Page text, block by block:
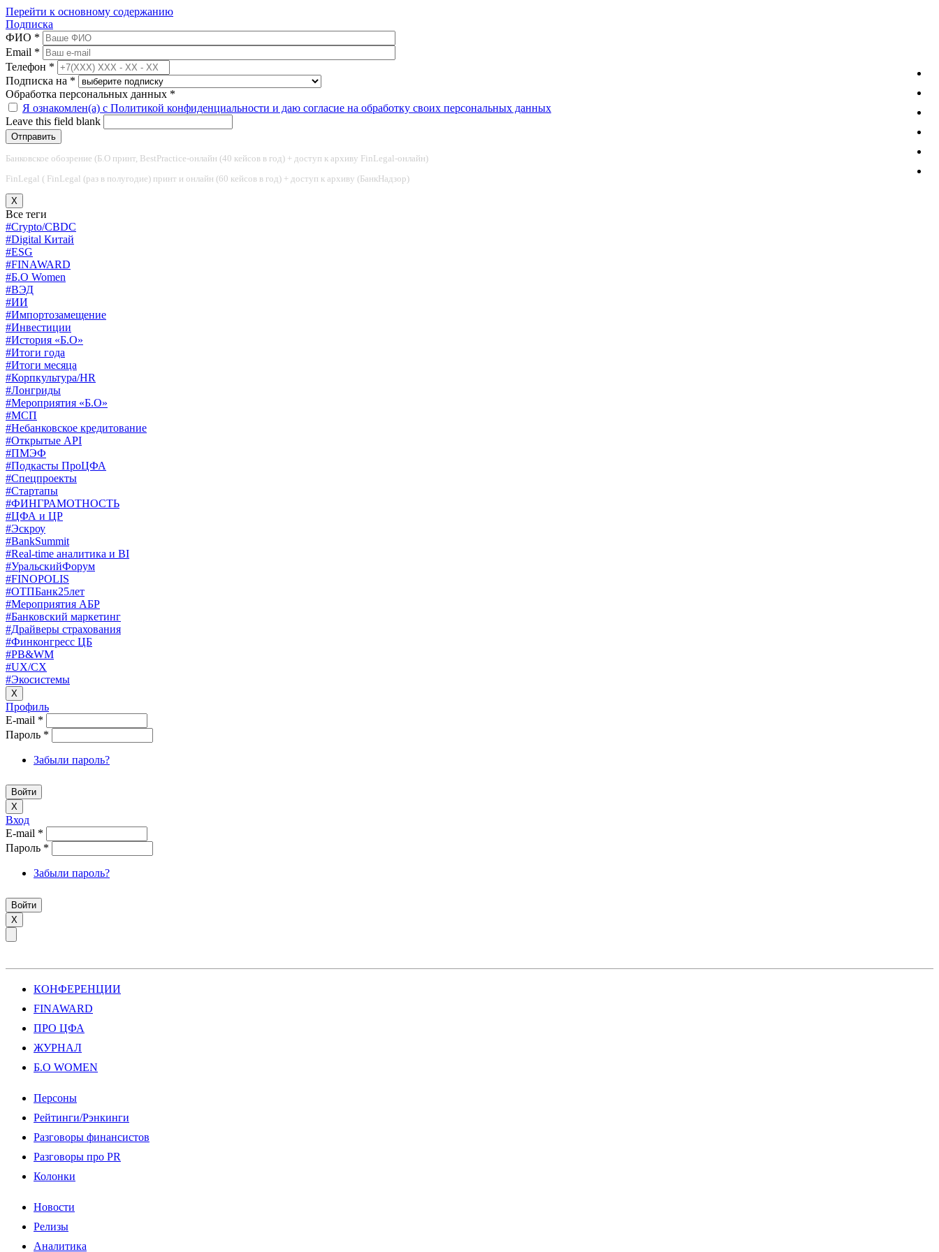
Перейти к основному содержанию
Подписка
ФИО *
Email *
Телефон *
Подписка на *
Обработка персональных данных *
Я ознакомлен(а) с Политикой конфиденциальности и даю согласие на обработку своих персональных данных
Leave this field blank
Банковское обозрение (Б.О принт, BestPractice-онлайн (40 кейсов в год) + доступ к архиву FinLegal-онлайн)
FinLegal ( FinLegal (раз в полугодие) принт и онлайн (60 кейсов в год) + доступ к архиву (БанкНадзор)
X
Все теги
#Crypto/CBDC
#Digital Китай
#ESG
#FINAWARD
#Б.О Women
#ВЭД
#ИИ
#Импортозамещение
#Инвестиции
#История «Б.О»
#Итоги года
#Итоги месяца
#Корпкультура/HR
#Лонгриды
#Мероприятия «Б.О»
#МСП
#Небанковское кредитование
#Открытые API
#ПМЭФ
#Подкасты ПроЦФА
#Спецпроекты
#Стартапы
#ФИНГРАМОТНОСТЬ
#ЦФА и ЦР
#Эскроу
#BankSummit
#Real-time аналитика и BI
#УральскийФорум
#FINOPOLIS
#ОТПБанк25лет
#Мероприятия АБР
#Банковский маркетинг
#Драйверы страхования
#Финконгресс ЦБ
#PB&WM
#UX/CX
#Экосистемы
X
Профиль
E-mail *
Пароль *
Забыли пароль?
X
Вход
E-mail *
Пароль *
Забыли пароль?
X
КОНФЕРЕНЦИИ
FINAWARD
ПРО ЦФА
ЖУРНАЛ
Б.О WOMEN
Персоны
Рейтинги/Рэнкинги
Разговоры финансистов
Разговоры про PR
Колонки
Новости
Релизы
Аналитика